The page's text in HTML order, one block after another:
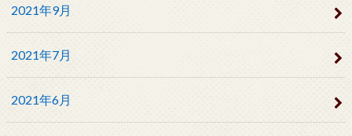
2021年9月
2021年7月
2021年6月